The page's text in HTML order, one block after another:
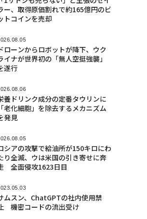
ー、取得原価割れで約165億円のビ
トコインを売却
ローンからロボットが降下、ウク
イナが世界初の「無人空挺強襲」
遂行
養ドリンク成分の定番タウリンに
「老化細胞」を除去するメカニズム
発見
シアの攻撃で給油所が150キロにわ
り全滅、ウは米国の引き寄せに奔
全面侵攻1623日目
ムスン、ChatGPTの社内使用禁
機密コードの流出受け